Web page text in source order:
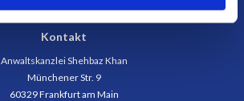
Kontakt
Anwaltskanzlei Shehbaz Khan
Münchener Str. 9
60329 Frankfurt am Main